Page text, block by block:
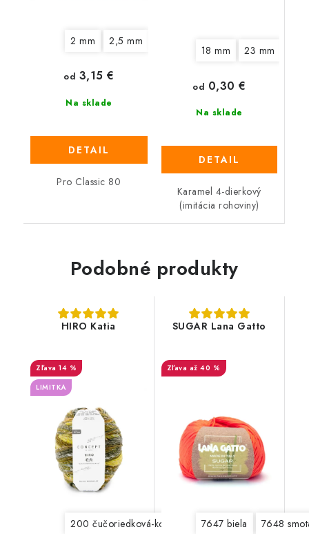
2 mm 2,5 mm
Na sklade
od 3,15 €
DETAIL
Pro Classic 80
18 mm 23 mm
Na sklade
od 0,30 €
DETAIL
Karamel 4-dierkový
(imitácia rohoviny)
Podobné produkty
HIRO Katia
14 %
LIMITKA
200 čučoriedková-koralová 201 oranžová-fialová
SUGAR Lana Gatto
až 40 %
7647 biela 7648